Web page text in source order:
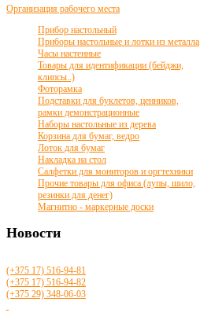
Организация рабочего места
Прибор настольный
Приборы настольные и лотки из металла
Часы настенные
Товары для идентификации (бейджи,
клипсы..)
Фоторамка
Подставки для буклетов, ценников,
рамки демонстрационные
Наборы настольные из дерева
Корзина для бумаг, ведро
Лоток для бумаг
Накладка на стол
Салфетки для мониторов и оргтехники
Прочие товары для офиса (лупы, шило,
резинки для денег)
Магнитно - маркерные доски
Новости
(+375 17) 516-94-81
(+375 17) 516-94-82
(+375 29) 348-06-03